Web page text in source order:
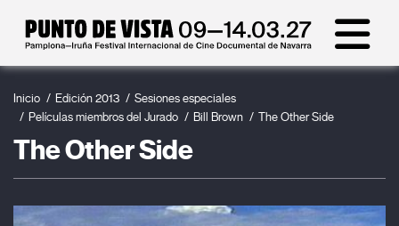
Inicio Edición 2013
Sesiones especiales
Películas miembros del Jurado
Bill Brown The Other Side
The Other Side